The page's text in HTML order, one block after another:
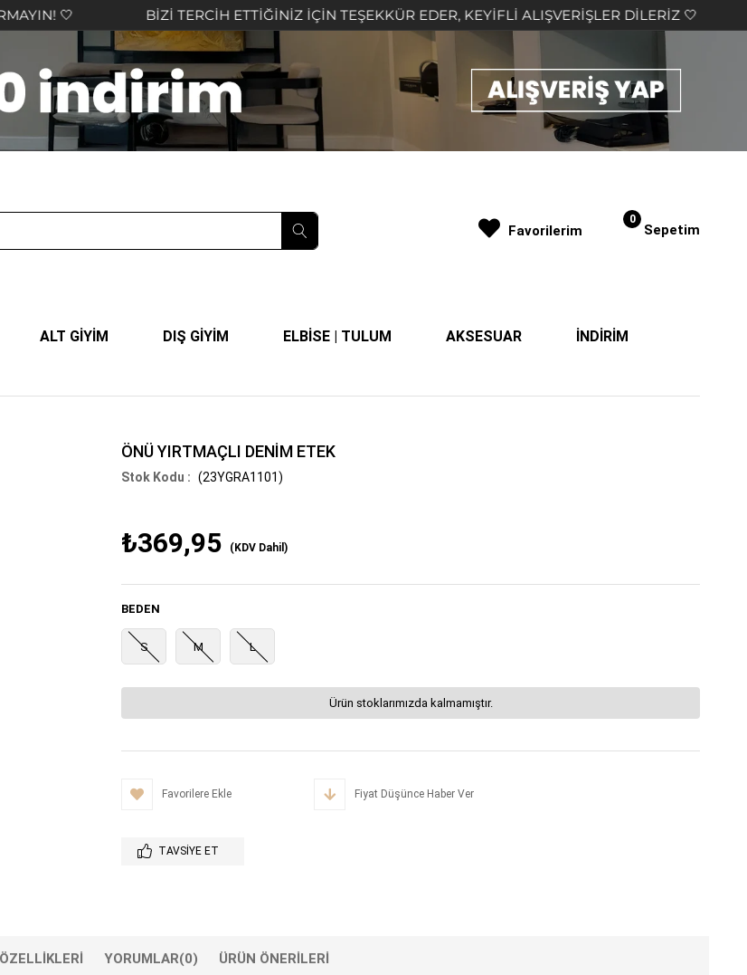
BİZİ TERCİH ETTİĞİNİZ İÇİN TEŞEKKÜR EDER, KEYİFLİ ALIŞVERİŞLER DİLERİZ 🤍 2.000₺
Sepetim
0
ALT GİYİM DIŞ GİYİM ELBİSE | TULUM AKSESUAR İNDİRİM
Favorilerim
ÖNÜ YIRTMAÇLI DENİM ETEK
(23YGRA1101)
₺369,95 (KDV Dahil)
BEDEN
S M L
Ürün stoklarımızda kalmamıştır.
Favorilere Ekle Fiyat Düşünce Haber Ver
TAVSIYE ET
YORUMLAR(0) ÜRÜN ÖNERILERI